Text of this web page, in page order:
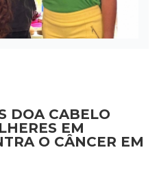
DOA CABELO
EM
O CÂNCER EM